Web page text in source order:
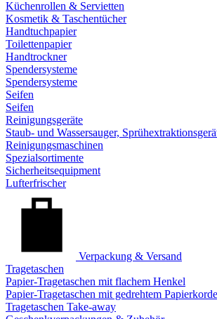
Küchenrollen & Servietten
Kosmetik & Taschentücher
Handtuchpapier
Toilettenpapier
Handtrockner
Spendersysteme
Spendersysteme
Seifen
Seifen
Reinigungsgeräte
Staub- und Wassersauger,
Reinigungsmaschinen
Spezialsortimente
Sicherheitsequipment
Lufterfrischer
Verpackung & Versand
Tragetaschen
Papier-Tragetaschen mit flachem Henkel
Papier-Tragetaschen mit gedrehtem
Tragetaschen Take-away